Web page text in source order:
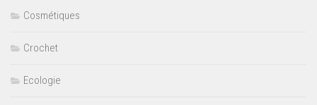
Cosmétiques
Crochet
Ecologie